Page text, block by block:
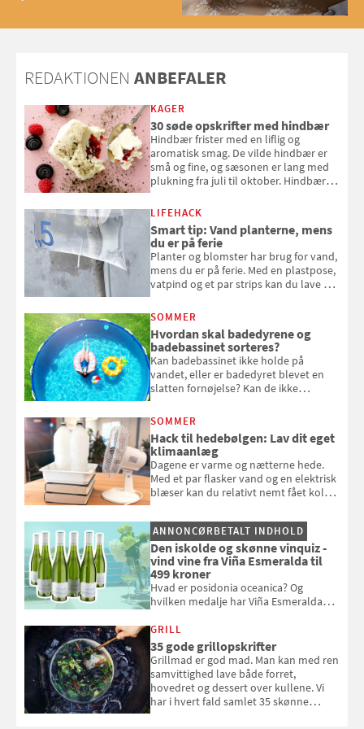
REDAKTIONEN ANBEFALER
KAGER
30 søde opskrifter med hindbær
Hindbær frister med en liflig og
aromatisk smag. De vilde hindbær er
små og fine, og sæsonen er lang med
plukning fra juli til oktober. Hindbær
kan bruge dine hindbær i alt fra
bagværk og salater til is og syltning.
LIFEHACK
Smart tip: Vand planterne, mens
du er på ferie
Planter og blomster har brug for vand,
mens du er på ferie. Med en plastpose,
vatpind og et par strips kan du lave dit
at bede naboen om at vande eller
komme hjem til døde planter
SOMMER
Hvordan skal badedyrene og
badebassinet sorteres?
Kan badebassinet ikke holde på
vandet, eller er badedyret blevet en
slatten fornøjelse? Kan de ikke
opmærksom, når du smider
badebassinet eller et badedyr ud
SOMMER
Hack til hedebølgen: Lav dit eget
klimaanlæg
Dagene er varme og nætterne hede.
Med et par flasker vand og en elektrisk
blæser kan du relativt nemt fået koldt
og se, hvordan du gør
ANNONCØRBETALT INDHOLD
Den iskolde og skønne vinquiz -
vind vine fra Viña Esmeralda til
499 kroner
Hvad er posidonia oceanica? Og
hvilken medalje har Viña Esmeralda
med i Samvirkes skønne vinquiz, hvor
du kan vinde 6 flasker vin fra Viña
Esmeralda. Konkurrencen slutter 1.
september 2026.
GRILL
35 gode grillopskrifter
Grillmad er god mad. Man kan med ren
samvittighed lave både forret,
hovedret og dessert over kullene. Vi
har i hvert fald samlet 35 skønne